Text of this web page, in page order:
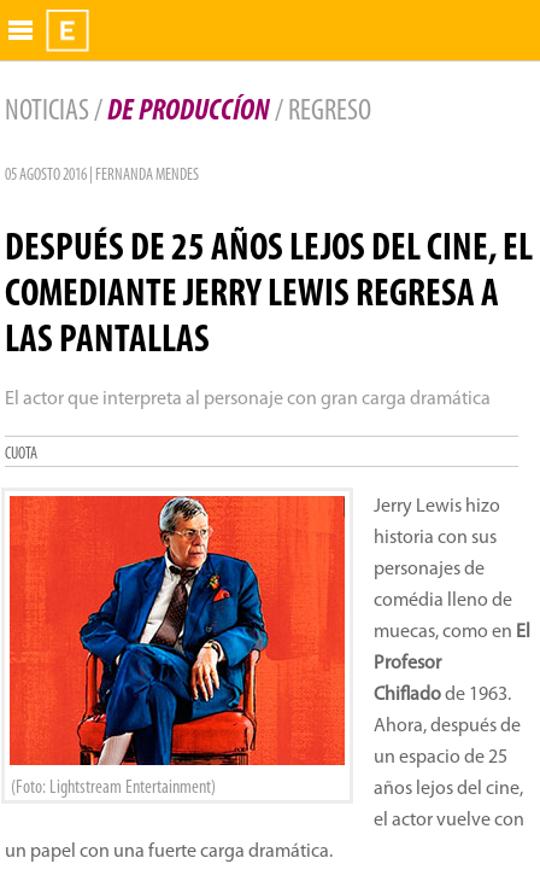
Exhibidor
NOTICIAS /DE PRODUCCÍON/ REGRESO
05 AGOSTO 2016 | FERNANDA MENDES
DESPUÉS DE 25 AÑOS LEJOS DEL CINE, EL
COMEDIANTE JERRY LEWIS REGRESA A
LAS PANTALLAS
El actor que interpreta al personaje con gran carga dramática
CUOTA
(Foto: Lightstream Entertainment)
Jerry Lewis hizo
historia con sus
personajes de
comédia lleno de
muecas, como en El
Profesor
Chifladode 1963.
Ahora, después de
un espacio de 25
años lejos del cine,
el actor vuelve con
un papel con una fuerte carga dramática.